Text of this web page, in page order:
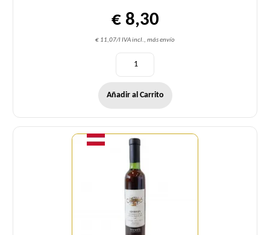
€ 8,30
€ 11,07/l IVA incl., más envío
Añadir al Carrito
Cantidad